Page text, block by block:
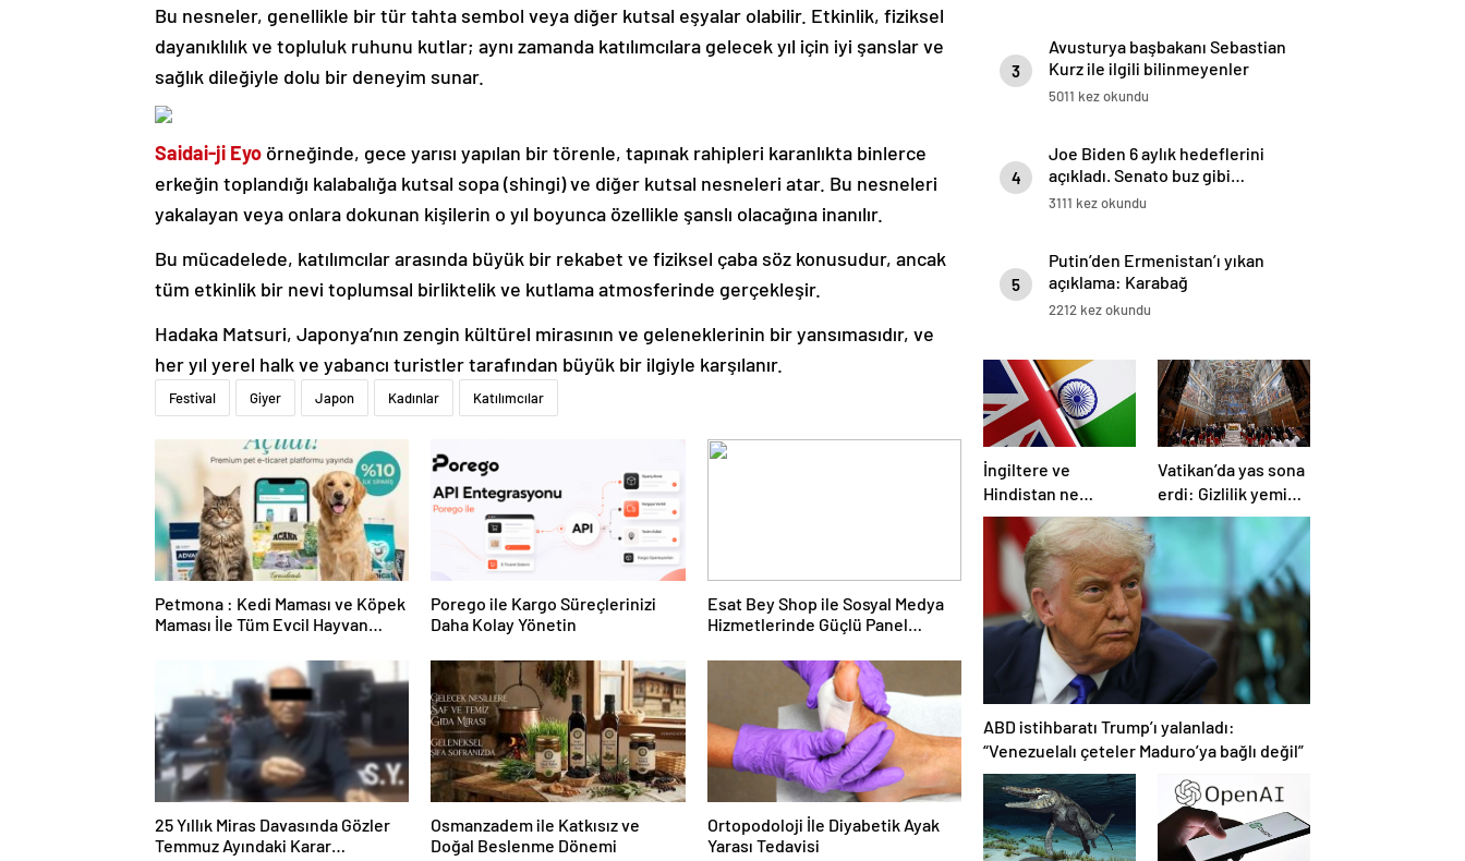
Bu nesneler, genellikle bir tür tahta sembol veya diğer kutsal eşyalar olabilir. Etkinlik, fiziksel
dayanıklılık ve topluluk ruhunu kutlar; aynı zamanda katılımcılara gelecek yıl için iyi şanslar ve
sağlık dileğiyle dolu bir deneyim sunar.
Saidai-ji Eyo örneğinde, gece yarısı yapılan bir törenle, tapınak rahipleri karanlıkta binlerce
erkeğin toplandığı kalabalığa kutsal sopa (shingi) ve diğer kutsal nesneleri atar. Bu nesneleri
yakalayan veya onlara dokunan kişilerin o yıl boyunca özellikle şanslı olacağına inanılır.
Bu mücadelede, katılımcılar arasında büyük bir rekabet ve fiziksel çaba söz konusudur, ancak
tüm etkinlik bir nevi toplumsal birliktelik ve kutlama atmosferinde gerçekleşir.
Hadaka Matsuri, Japonya’nın zengin kültürel mirasının ve geleneklerinin bir yansımasıdır, ve
her yıl yerel halk ve yabancı turistler tarafından büyük bir ilgiyle karşılanır.
Festival Giyer Japon Kadınlar Katılımcılar
Petmona : Kedi Maması ve Köpek
Maması İle Tüm Evcil Hayvan
Porego ile Kargo Süreçlerinizi
Daha Kolay Yönetin
Esat Bey Shop ile Sosyal Medya
Hizmetlerinde Güçlü Panel
25 Yıllık Miras Davasında Gözler
Temmuz Ayındaki Karar
Osmanzadem ile Katkısız ve
Doğal Beslenme Dönemi
Ortopodoloji İle Diyabetik Ayak
Yarası Tedavisi
3
Avusturya başbakanı Sebastian
Kurz ile ilgili bilinmeyenler
5011 kez okundu
4
Joe Biden 6 aylık hedeflerini
açıkladı. Senato buz gibi…
3111 kez okundu
5
Putin’den Ermenistan’ı yıkan
açıklama: Karabağ
Azerbaycan’ın ayrılmaz bir
2212 kez okundu
İngiltere ve
Hindistan ne
üzerine anlaştı?
Vatikan’da yas sona
erdi: Gizlilik yemini
edildi, seçim
başlıyor
ABD istihbaratı Trump’ı yalanladı:
“Venezuelalı çeteler Maduro’ya bağlı değil”